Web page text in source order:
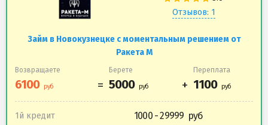
Отзывов: 1
Займ в Новокузнецке с моментальным решением от
Ракета М
Возвращаете Берете Переплата
1й кредит 1000 - 29999